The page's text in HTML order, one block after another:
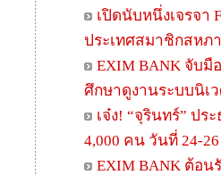
เปิดนับหนึ่งเจรจา
ประเทศสมาชิกสหภ
EXIM BANK จับมื
ศึกษาดูงานระบบนิเ
เจ๋ง! “จุรินทร์” ป
4,000 คน วันที่ 24-
EXIM BANK ต้อน